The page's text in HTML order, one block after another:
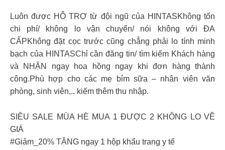
Luôn được HỖ TRỢ từ đội ngũ của HINTASKhông tốn
chi phí/ không lo vận chuyển/ nói không với ĐA
CẤPKhông đặt cọc trước cũng chẳng phải lo tính minh
bạch của HINTASChỉ cần đăng tin/ tìm kiếm Khách hàng
và NHẬN ngay hoa hồng ngay khi đơn hàng thành
công.Phù hợp cho các mẹ bỉm sữa – nhân viên văn
phòng, sinh viên,.. kiếm thêm thu nhập.
SIÊU SALE MÙA HÈ MUA 1 ĐƯỢC 2 KHÔNG LO VỀ
GIÁ
#Giảm_20% TẶNG ngay 1 hộp khẩu trang y tế